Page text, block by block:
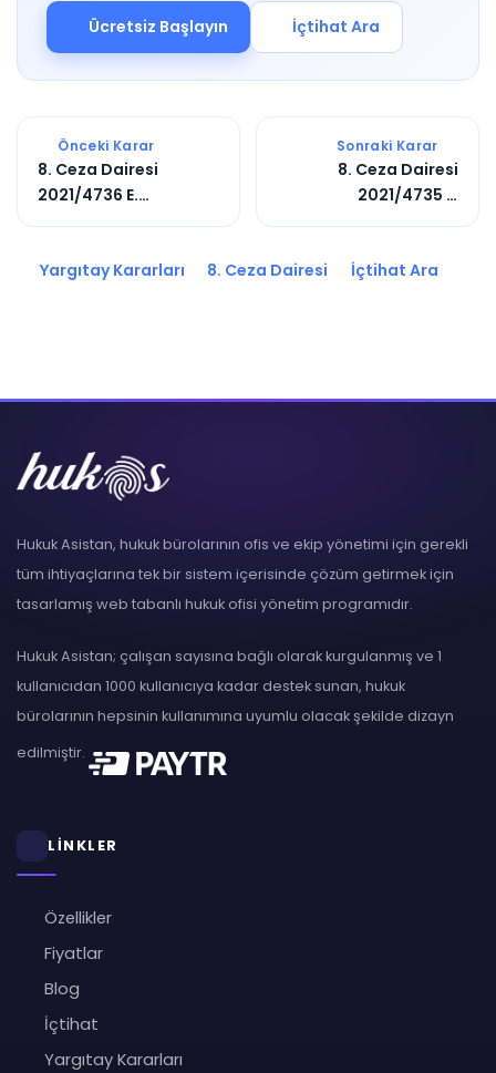
Ücretsiz Başlayın İçtihat Ara
Önceki Karar
8. Ceza Dairesi
2021/4736 E.
Sonraki Karar
8. Ceza Dairesi
2021/4735 E.
Yargıtay Kararları 8. Ceza Dairesi İçtihat Ara
Hukuk Asistan, hukuk bürolarının ofis ve ekip yönetimi için gerekli
tüm ihtiyaçlarına tek bir sistem içerisinde çözüm getirmek için
tasarlamış web tabanlı hukuk ofisi yönetim programıdır.
Hukuk Asistan; çalışan sayısına bağlı olarak kurgulanmış ve 1
kullanıcıdan 1000 kullanıcıya kadar destek sunan, hukuk
bürolarının hepsinin kullanımına uyumlu olacak şekilde dizayn
edilmiştir.
LİNKLER
Özellikler
Fiyatlar
Blog
İçtihat
Yargıtay Kararları